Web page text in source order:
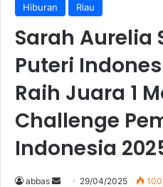
Hiburan Riau
Sarah Aurelia
Puteri
Raih Juara 1
Challenge
Indonesia
abbas 29/04/2025 100